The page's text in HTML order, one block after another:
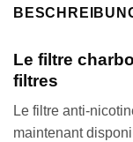
Le filtre
filtres
Le filtre anti-
maintenant